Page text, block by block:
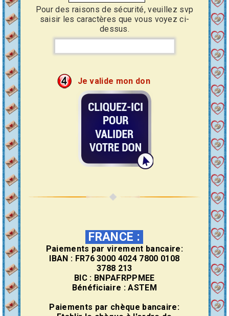
Pour des raisons de sécurité, veuillez svp
saisir les caractères que vous voyez ci-
dessus.
Je valide mon don
FRANCE :
Paiements par virement bancaire:
IBAN : FR76 3000 4024 7800 0108
3788 213
BIC : BNPAFRPPMEE
Bénéficiaire : ASTEM
Paiements par chèque bancaire: